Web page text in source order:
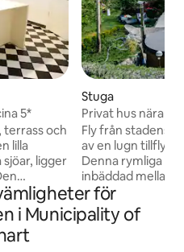
5*
terrass och
lilla
ligger
kan nås
paradis
och
Stuga
Privat hus nära sjö
Fly från stadens
av en lugn
Denna rymliga
inbäddad mellan
Maribor och Ptuj,
koppla av och
för
i Municipality of